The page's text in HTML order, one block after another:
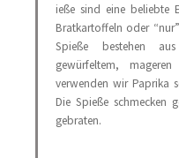
ieße sind eine beliebte
Bratkartoffeln oder
Spieße bestehen aus
gewürfeltem,
verwenden wir Paprika
Die Spieße schmecken
gebraten.